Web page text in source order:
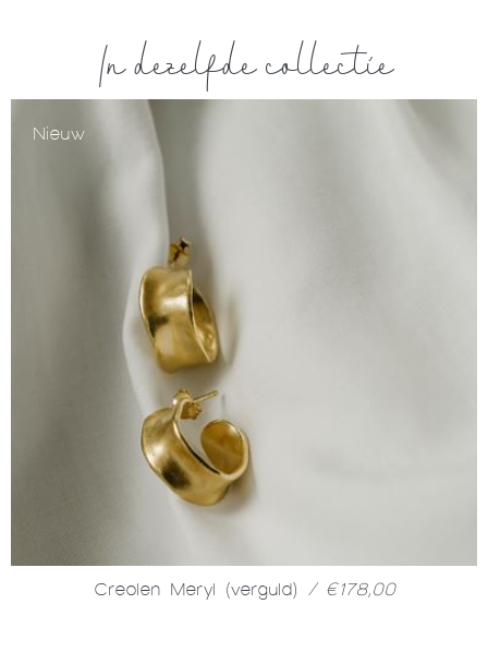
In dezelfde collectie
Nieuw
Creolen Meryl (verguld) / €178,00